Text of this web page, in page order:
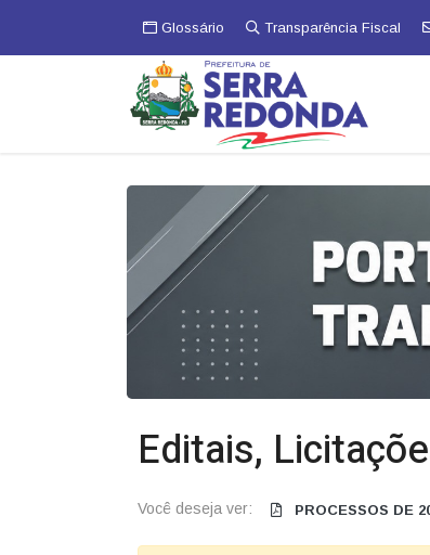
Glossário Transparência Fiscal
Editais,
Você deseja ver: PROCESSOS DE